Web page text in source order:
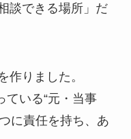
談できる場所」だ
作りました。
ている“元・当事
に責任を持ち、あ